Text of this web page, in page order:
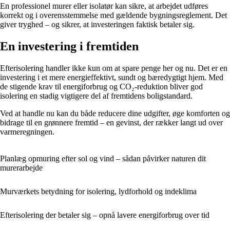
En professionel murer eller isolatør kan sikre, at arbejdet udføres
korrekt og i overensstemmelse med gældende bygningsreglement. Det
giver tryghed – og sikrer, at investeringen faktisk betaler sig.
En investering i fremtiden
Efterisolering handler ikke kun om at spare penge her og nu. Det er en
investering i et mere energieffektivt, sundt og bæredygtigt hjem. Med
de stigende krav til energiforbrug og CO₂-reduktion bliver god
isolering en stadig vigtigere del af fremtidens boligstandard.
Ved at handle nu kan du både reducere dine udgifter, øge komforten og
bidrage til en grønnere fremtid – en gevinst, der rækker langt ud over
varmeregningen.
Planlæg opmuring efter sol og vind – sådan påvirker naturen dit
murerarbejde
Murværkets betydning for isolering, lydforhold og indeklima
Efterisolering der betaler sig – opnå lavere energiforbrug over tid